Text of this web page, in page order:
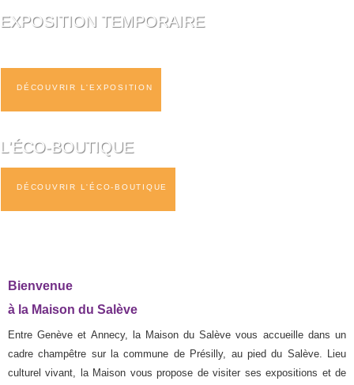
EXPOSITION TEMPORAIRE
DÉCOUVRIR L'EXPOSITION
L'ÉCO-BOUTIQUE
DÉCOUVRIR L'ÉCO-BOUTIQUE
Bienvenue
à la Maison du Salève
Entre Genève et Annecy, la Maison du Salève vous accueille dans un
cadre champêtre sur la commune de Présilly, au pied du Salève. Lieu
culturel vivant, la Maison vous propose de visiter ses expositions et de